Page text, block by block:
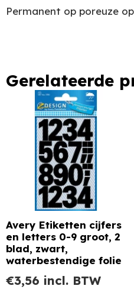
Permanent op poreuze
Gerelateerde
Avery Etiketten cijfers
en letters 0-9 groot, 2
blad, zwart,
waterbestendige folie
€3,56 incl. BTW